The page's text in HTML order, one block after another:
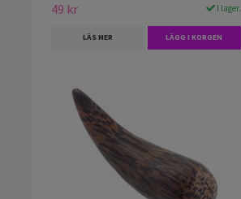
49 kr I lager.
LÄS MER LÄGG I KORGEN